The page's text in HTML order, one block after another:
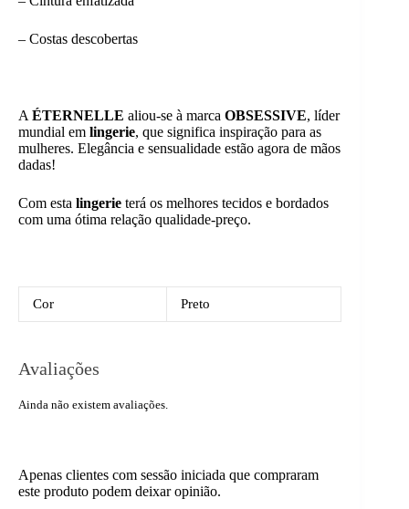
– Costas descobertas
A ÉTERNELLE aliou-se à marca OBSESSIVE, líder
mundial em lingerie, que significa inspiração para as
mulheres. Elegância e sensualidade estão agora de mãos
dadas!
Com esta lingerie terá os melhores tecidos e bordados
com uma ótima relação qualidade-preço.
Cor Preto
Avaliações
Ainda não existem avaliações.
Apenas clientes com sessão iniciada que compraram
este produto podem deixar opinião.